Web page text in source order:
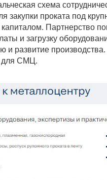
схема
закупки проката под
Партнерство
и загрузку
и развитие
для СМЦ.